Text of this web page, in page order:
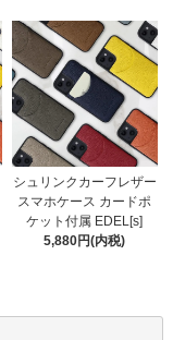
シュリンクカーフレザー
スマホケース カードポ
ケット付属 EDEL[s]
5,880円(内税)